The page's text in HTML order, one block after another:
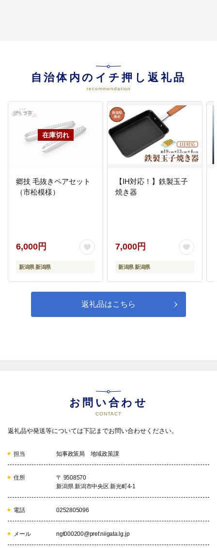
自治体内のイチ押し返礼品
recommendation
郷技 毛抜きペアセット
（市松模様）
6,000円
新潟県 新潟県
【IH対応！】鉄製玉子
焼き器
7,000円
新潟県 新潟県
返礼品はこちら
お問い合わせ
CONTACT
返礼品や発送等については下記までお問い合わせください。
担当 知事政策局 地域政策課
住所
〒 9508570
新潟県 新潟市中央区 新光町4-1
電話 0252805096
メール ngt000200@pref.niigata.lg.jp